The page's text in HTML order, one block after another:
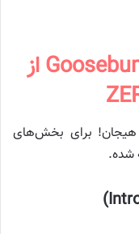
متن و معنی اهنگ Goosebumps از
هیجان! برای بخش‌های
شده.